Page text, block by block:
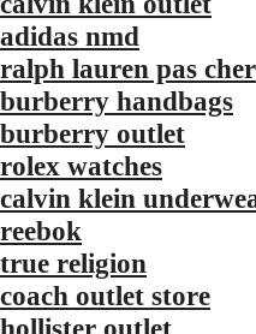
adidas nmd
ralph lauren pas cher
burberry handbags
burberry outlet
rolex watches
calvin klein
reebok
true religion
coach outlet store